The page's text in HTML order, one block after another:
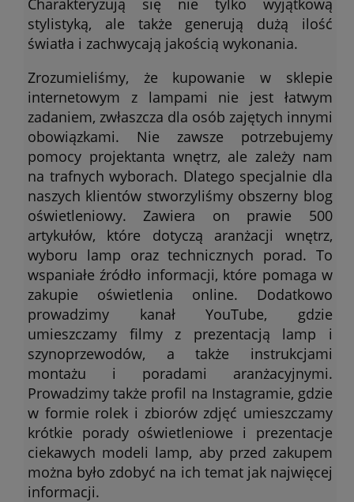
stylistyką, ale także generują dużą ilość
światła i zachwycają jakością wykonania.
Zrozumieliśmy, że kupowanie w sklepie
internetowym z lampami nie jest łatwym
zadaniem, zwłaszcza dla osób zajętych innymi
obowiązkami. Nie zawsze potrzebujemy
pomocy projektanta wnętrz, ale zależy nam
na trafnych wyborach. Dlatego specjalnie dla
naszych klientów stworzyliśmy obszerny blog
oświetleniowy. Zawiera on prawie 500
artykułów, które dotyczą aranżacji wnętrz,
wyboru lamp oraz technicznych porad. To
wspaniałe źródło informacji, które pomaga w
zakupie oświetlenia online. Dodatkowo
prowadzimy kanał YouTube, gdzie
umieszczamy filmy z prezentacją lamp i
szynoprzewodów, a także instrukcjami
montażu i poradami aranżacyjnymi.
Prowadzimy także profil na Instagramie, gdzie
w formie rolek i zbiorów zdjęć umieszczamy
krótkie porady oświetleniowe i prezentacje
ciekawych modeli lamp, aby przed zakupem
można było zdobyć na ich temat jak najwięcej
informacji.